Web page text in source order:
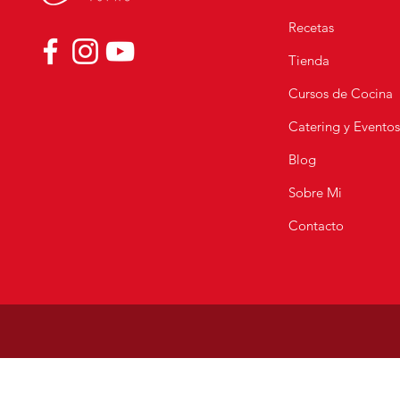
Fajitas de Pollo Caseras |
Recetas
Tienda
Cursos de Cocina
Catering y Eventos
Blog
Sobre Mi
Contacto